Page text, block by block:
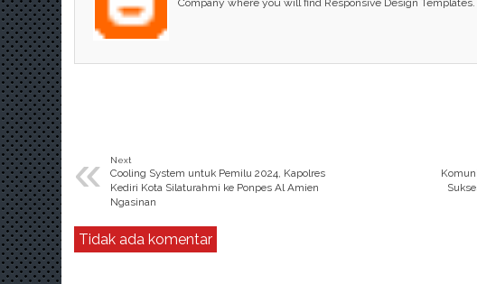
Company where you will find Responsive Design Templates.
« Next
Cooling System untuk Pemilu 2024, Kapolres
Kediri Kota Silaturahmi ke Ponpes Al Amien
Ngasinan
Tidak ada komentar